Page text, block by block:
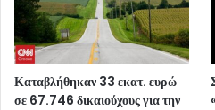
Καταβλήθηκαν 33 εκατ. ευρώ
σε 67.746 δικαιούχους για την